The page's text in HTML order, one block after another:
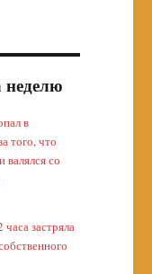
неделю
в
того, что
со
застряла